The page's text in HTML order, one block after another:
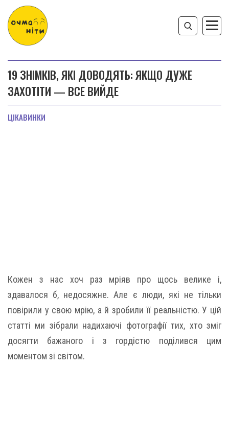
19 ЗНІМКІВ, ЯКІ ДОВОДЯТЬ: ЯКЩО ДУЖЕ
ЗАХОТІТИ — ВСЕ ВИЙДЕ
ЦІКАВИНКИ
Кожен з нас хоч раз мріяв про щось велике і,
здавалося б, недосяжне. Але є люди, які не тільки
повірили у свою мрію, а й зробили її реальністю. У цій
статті ми зібрали надихаючі фотографії тих, хто зміг
досягти бажаного і з гордістю поділився цим
моментом зі світом.